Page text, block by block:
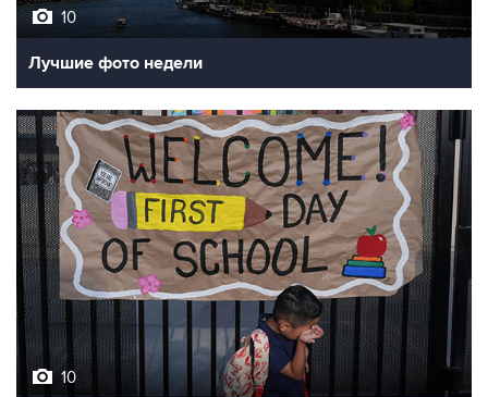
10
Лучшие фото недели
10